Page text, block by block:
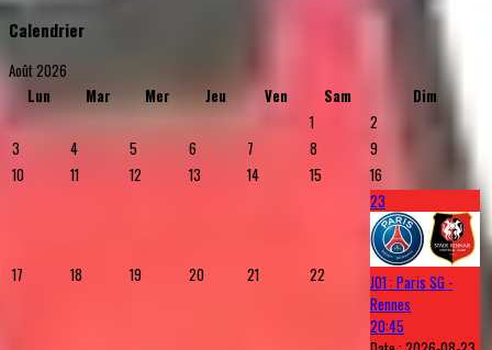
Calendrier
Août 2026
Lun
Mar Mer Jeu Ven Sam
Dim
1
2
3
4 5 6 7 8
9
10
11 12 13 14 15 16
17 18 19 20 21 22
23
J01 : Paris SG -
Rennes
20:45